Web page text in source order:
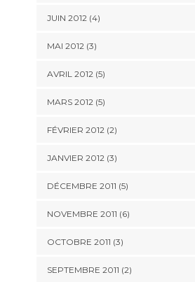
JUIN 2012(4)
MAI 2012(3)
AVRIL 2012(5)
MARS 2012(5)
FÉVRIER 2012(2)
JANVIER 2012(3)
DÉCEMBRE 2011 (5)
NOVEMBRE 2011 (6)
OCTOBRE 2011 (3)
SEPTEMBRE 2011 (2)